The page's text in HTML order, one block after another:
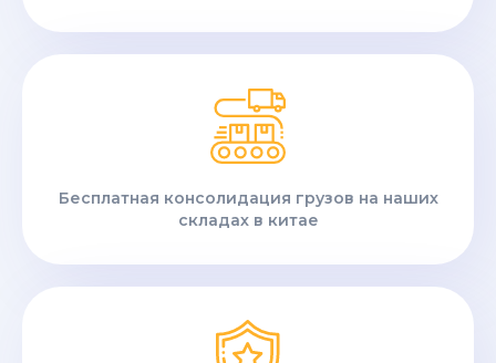
Бесплатная консолидация грузов на наших
складах в китае